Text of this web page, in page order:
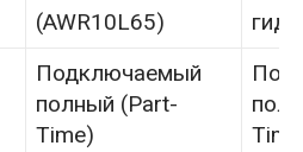
(AWR10L65)
Подключаемый
полный (Part-
Time)